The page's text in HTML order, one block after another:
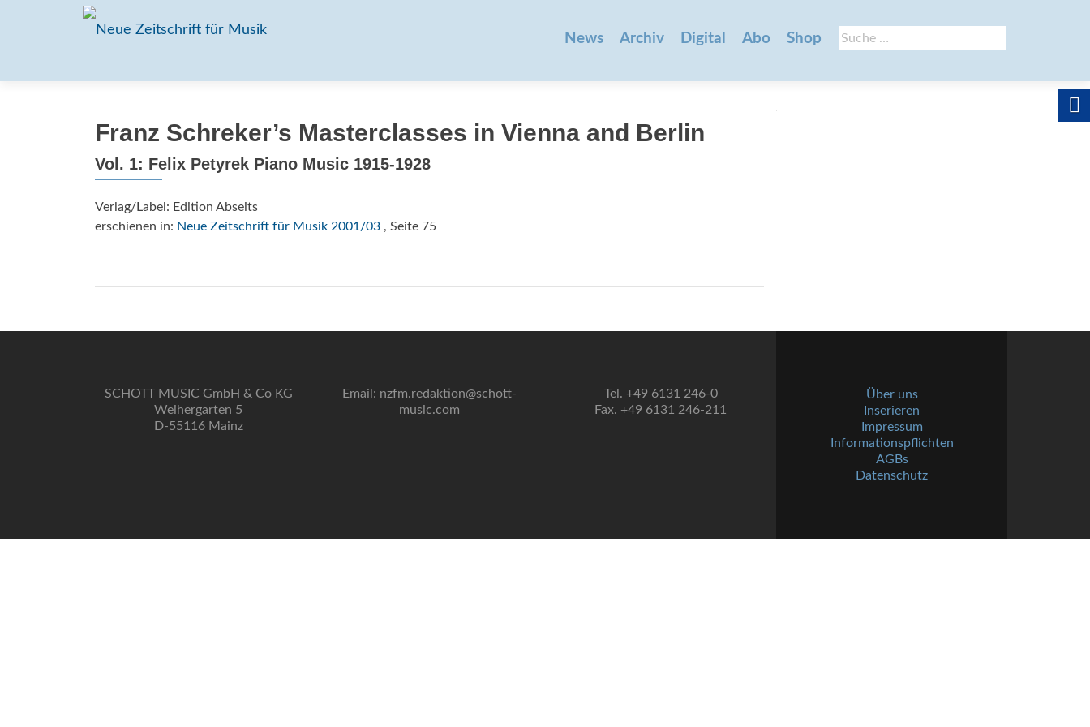
Suche
nach:
News Archiv Digital Abo Shop
Franz Schreker’s Masterclasses in Vienna and Berlin
Vol. 1: Felix Petyrek Piano Music 1915-1928
Verlag/Label: Edition Abseits
erschienen in: Neue Zeitschrift für Musik 2001/03 , Seite 75
SCHOTT MUSIC GmbH & Co KG
Weihergarten 5
D-55116 Mainz
Email: nzfm.redaktion@schott-
music.com
Tel. +49 6131 246-0
Fax. +49 6131 246-211
Über uns
Inserieren
Impressum
Informationspflichten
AGBs
Datenschutz